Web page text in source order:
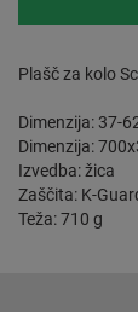
Plašč za kolo
Dimenzija: 37-
Dimenzija:
Izvedba: žica
Zaščita: K-
Teža: 710 g